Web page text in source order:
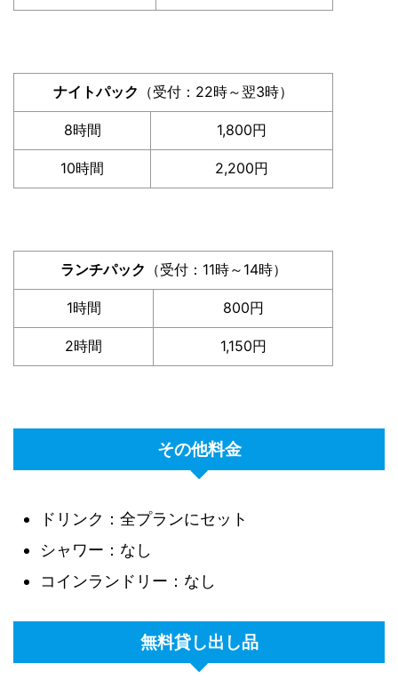
ナイトパック （受付：22時～翌3時）
8時間 1,800円
10時間 2,200円
ランチパック （受付：11時～14時）
1時間 800円
2時間 1,150円
その他料金
ドリンク：全プランにセット
シャワー：なし
コインランドリー：なし
無料貸し出し品